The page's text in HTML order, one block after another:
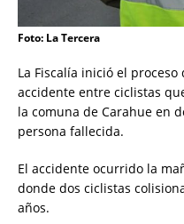
Foto: La Tercera
La Fiscalía inició el
accidente entre ciclistas
la comuna de Carahue en
persona fallecida.
El accidente ocurrido la
donde dos ciclistas
años.